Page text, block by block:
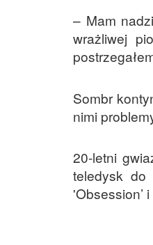
– Mam
wrażliwej
Sombr
nimi
20-letni
teledysk do
'Obsession’